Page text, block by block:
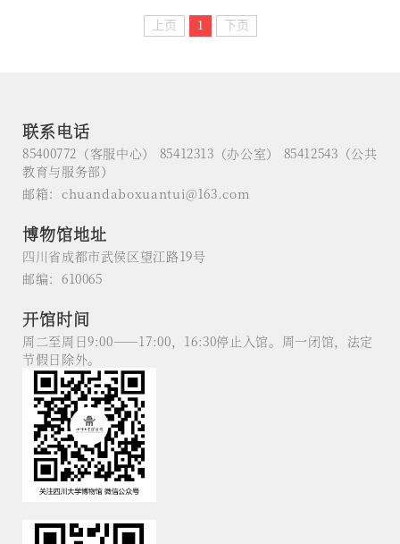
上页 1 下页
联系电话
85400772（客服中心） 85412313（办公室） 85412543（公共
教育与服务部）
邮箱：chuandaboxuantui@163.com
博物馆地址
四川省成都市武侯区望江路19号
邮编：610065
开馆时间
周二至周日9:00——17:00，16:30停止入馆。周一闭馆，法定
节假日除外。